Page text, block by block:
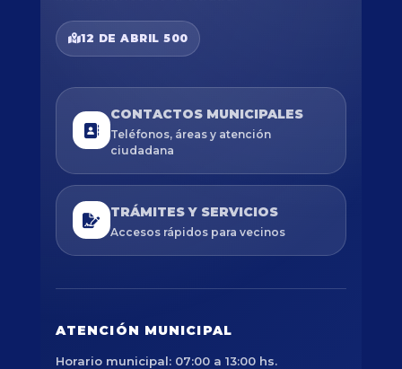
12 DE ABRIL 500
CONTACTOS MUNICIPALES
Teléfonos, áreas y atención
ciudadana
TRÁMITES Y SERVICIOS
Accesos rápidos para vecinos
ATENCIÓN MUNICIPAL
Horario municipal: 07:00 a 13:00 hs.